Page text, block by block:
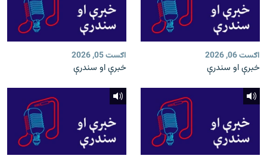
اګست 06, 2026
خبرې او سندرې
اګست 05, 2026
خبرې او سندرې